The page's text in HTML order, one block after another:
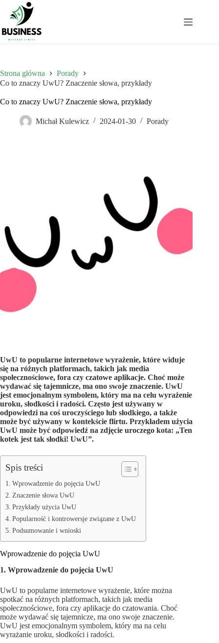
Przejdź
treści
Strona główna
Porady
Co to znaczy UwU? Znaczenie słowa, przykłady
Co to znaczy UwU? Znaczenie słowa, przykłady
Michał Kulewicz 2024-01-30 Porady
UwU to popularne internetowe wyrażenie, które widuje
się na różnych platformach, takich jak media
społecznościowe, fora czy czatowe aplikacje. Choć może
wydawać się tajemnicze, ma ono swoje znaczenie. UwU
jest emocjonalnym symbolem, który ma na celu wyrażenie
uroku, słodkości i radości. Często jest używany w
odpowiedzi na coś uroczyściego lub słodkiego, a także
może być używany w kontekście flirtu. Przykładem użycia
UwU może być odpowiedź na zdjęcie uroczego kota: „Ten
kotek jest tak słodki! UwU”.
Spis treści
Wprowadzenie do pojęcia UwU
Znaczenie słowa UwU
Przykłady użycia UwU
Popularność i kontrowersje związane z UwU
Podsumowanie i wnioski
Wprowadzenie do pojęcia UwU
1. Wprowadzenie do pojęcia UwU
UwU to popularne internetowe wyrażenie, które można
spotkać na różnych platformach, takich jak media
społecznościowe, fora czy aplikacje do czatowania. Choć
może wydawać się tajemnicze, ma ono swoje znaczenie.
UwU jest emocjonalnym symbolem, który ma na celu
wyrażanie uroku, słodkości i radości.